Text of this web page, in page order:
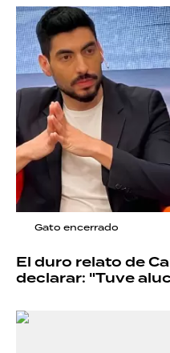
Gato encerrado
El duro relato de
declarar: "Tuve